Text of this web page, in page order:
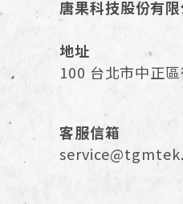
唐果科技股份有
地址
100 台北市中正
客服信箱